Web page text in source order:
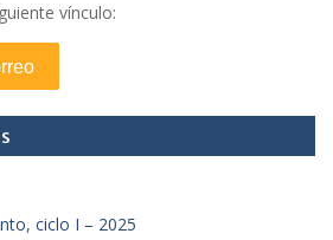
vínculo:
ciclo I – 2025